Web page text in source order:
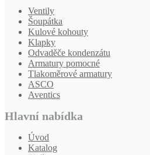
Ventily
Šoupátka
Kulové kohouty
Klapky
Odvaděče kondenzátu
Armatury pomocné
Tlakoměrové armatury
ASCO
Aventics
Hlavní nabídka
Úvod
Katalog